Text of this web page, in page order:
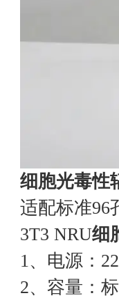
细胞光毒性
适配标准96
3T3 NRU细
1、电源：
2、容量：